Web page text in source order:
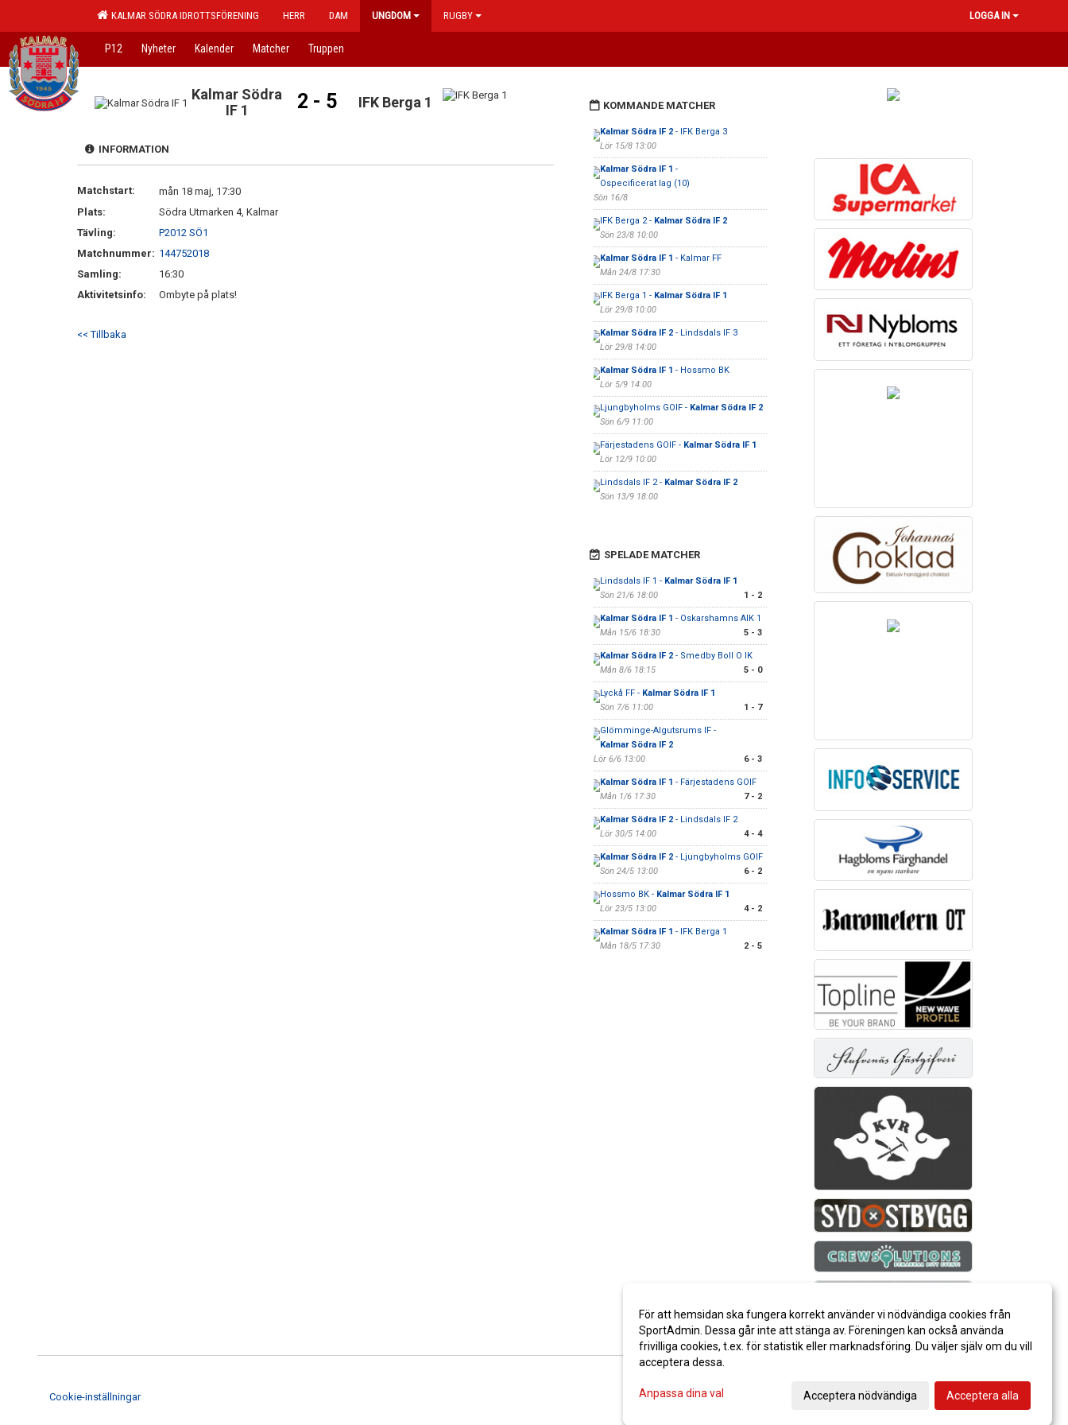
KALMAR SÖDRA IDROTTSFÖRENING HERR DAM UNGDOM RUGBY LOGGA IN
P12 Nyheter Kalender Matcher Truppen
Kalmar Södra
IF 1
2 - 5 IFK Berga 1
INFORMATION
Matchstart:
mån 18 maj, 17:30
Plats:
Södra Utmarken 4, Kalmar
Tävling:
P2012 SÖ1
Matchnummer: 144752018
Samling:
16:30
Aktivitetsinfo:
Ombyte på plats!
<< Tillbaka
KOMMANDE MATCHER
Kalmar Södra IF 2- IFK Berga 3
Lör 15/8 13:00
Kalmar Södra IF 1 -
Ospecificerat lag (10)
Sön 16/8
IFK Berga 2 - Kalmar Södra IF 2
Sön 23/8 10:00
Kalmar Södra IF 1 - Kalmar FF
Mån 24/8 17:30
IFK Berga 1 - Kalmar Södra IF 1
Lör 29/8 10:00
Kalmar Södra IF 2- Lindsdals IF 3
Lör 29/8 14:00
Kalmar Södra IF 1 - Hossmo BK
Lör 5/9 14:00
Ljungbyholms GOIF - Kalmar Södra IF 2
Sön 6/9 11:00
Färjestadens GOIF - Kalmar Södra IF 1
Lör 12/9 10:00
Lindsdals IF 2 - Kalmar Södra IF 2
Sön 13/9 18:00
SPELADE MATCHER
Lindsdals IF 1 - Kalmar Södra IF 1
Sön 21/6 18:00
1 - 2
Kalmar Södra IF 1 - Oskarshamns AIK 1
Mån 15/6 18:30
5 - 3
Kalmar Södra IF 2- Smedby Boll O IK
Mån 8/6 18:15
5 - 0
Lyckå FF - Kalmar Södra IF 1
Sön 7/6 11:00
1 - 7
Glömminge-Algutsrums IF -
Kalmar Södra IF 2
Lör 6/6 13:00
6 - 3
Kalmar Södra IF 1 - Färjestadens GOIF
Mån 1/6 17:30
7 - 2
Kalmar Södra IF 2- Lindsdals IF 2
Lör 30/5 14:00
4 - 4
Kalmar Södra IF 2- Ljungbyholms GOIF
Sön 24/5 13:00
6 - 2
Hossmo BK - Kalmar Södra IF 1
Lör 23/5 13:00
4 - 2
Kalmar Södra IF 1 - IFK Berga 1
Mån 18/5 17:30
2 - 5
Cookie-inställningar
För att hemsidan ska fungera korrekt använder vi nödvändiga cookies från
SportAdmin. Dessa går inte att stänga av. Föreningen kan också använda
frivilliga cookies, t.ex. för statistik eller marknadsföring. Du väljer själv om du vill
acceptera dessa.
Anpassa dina val Acceptera nödvändiga Acceptera alla